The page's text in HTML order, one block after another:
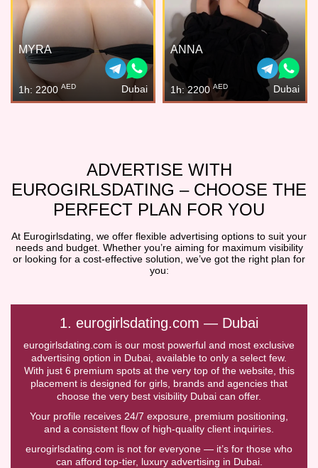
MYRA
1h: 2200 AED Dubai
ANNA
1h: 2200 AED Dubai
ADVERTISE WITH
EUROGIRLSDATING – CHOOSE THE
PERFECT PLAN FOR YOU
At Eurogirlsdating, we offer flexible advertising options to suit your
needs and budget. Whether you’re aiming for maximum visibility
or looking for a cost-effective solution, we’ve got the right plan for
you:
1. eurogirlsdating.com — Dubai
eurogirlsdating.com is our most powerful and most exclusive
advertising option in Dubai, available to only a select few.
With just 6 premium spots at the very top of the website, this
placement is designed for girls, brands and agencies that
choose the very best visibility Dubai can offer.
Your profile receives 24/7 exposure, premium positioning,
and a consistent flow of high-quality client inquiries.
eurogirlsdating.com is not for everyone — it’s for those who
can afford top-tier, luxury advertising in Dubai.